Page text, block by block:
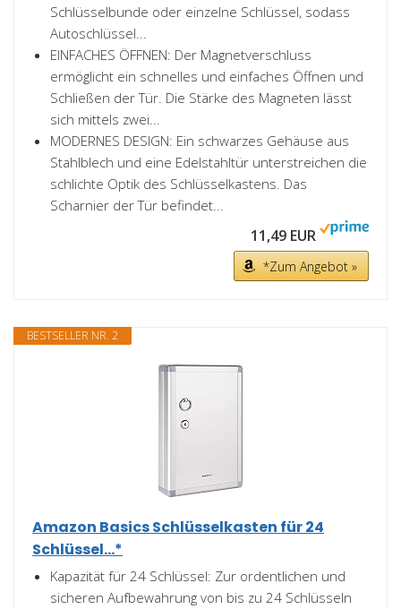
Schlüsselbunde oder einzelne Schlüssel, sodass
Autoschlüssel...
EINFACHES ÖFFNEN: Der Magnetverschluss
ermöglicht ein schnelles und einfaches Öffnen und
Schließen der Tür. Die Stärke des Magneten lässt
sich mittels zwei...
MODERNES DESIGN: Ein schwarzes Gehäuse aus
Stahlblech und eine Edelstahltür unterstreichen die
schlichte Optik des Schlüsselkastens. Das
Scharnier der Tür befindet...
11,49 EUR
*Zum Angebot »
BESTSELLER NR. 2
Amazon Basics Schlüsselkasten für 24
Schlüssel...*
Kapazität für 24 Schlüssel: Zur ordentlichen und
sicheren Aufbewahrung von bis zu 24 Schlüsseln